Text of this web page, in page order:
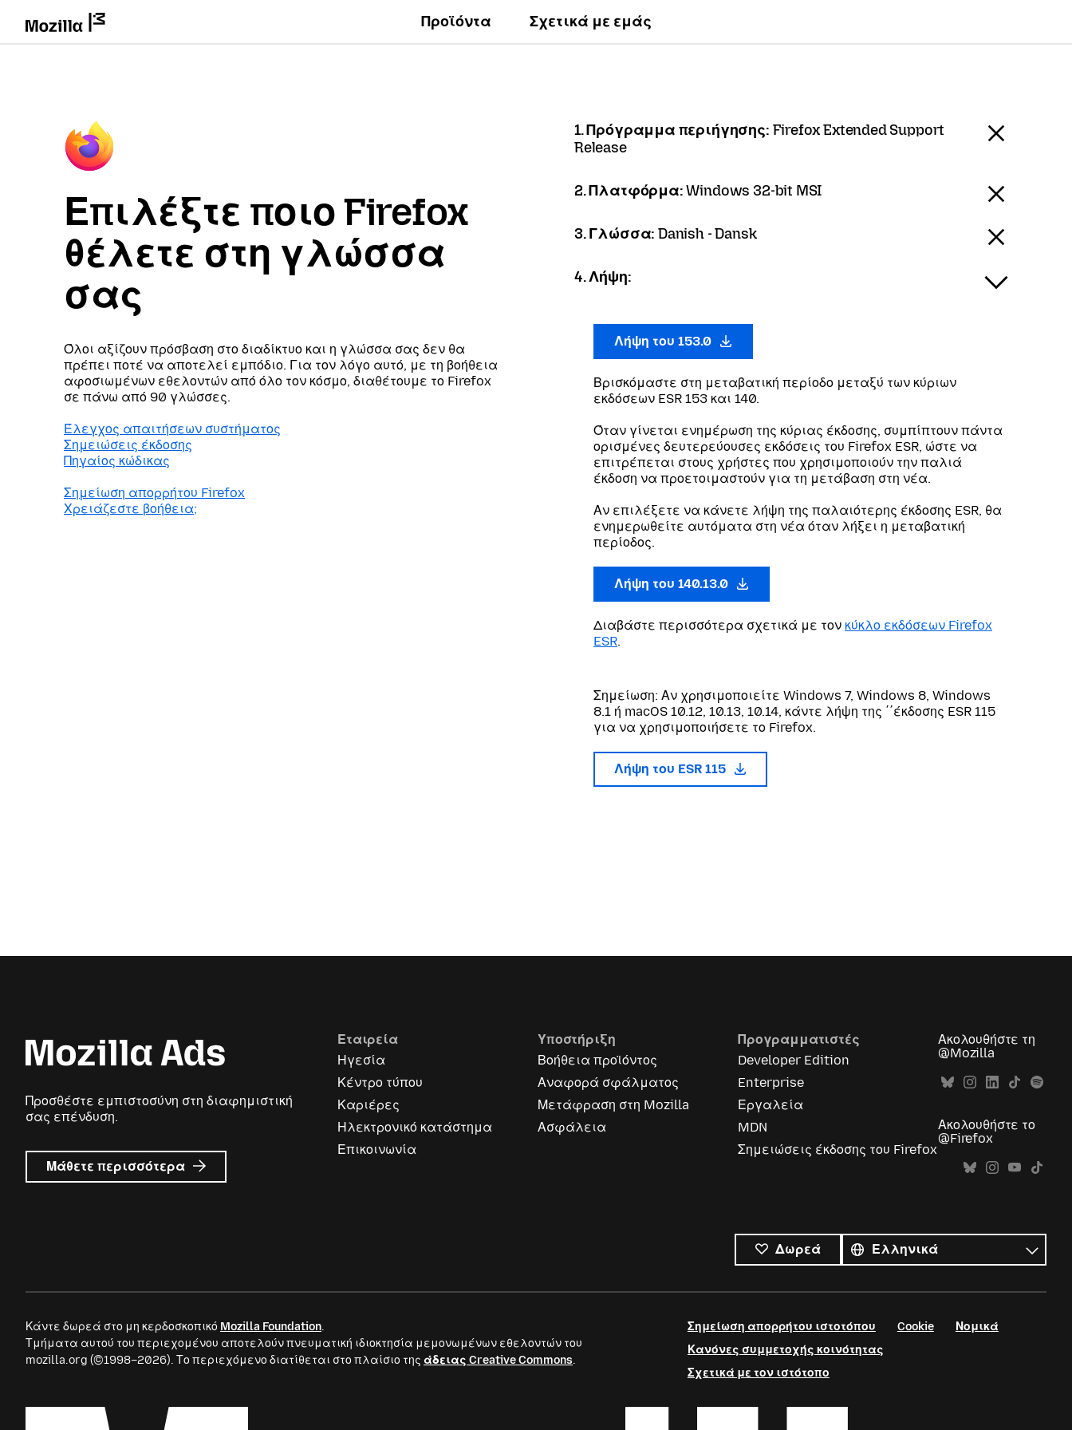
Προϊόντα Σχετικά με εμάς
Επιλέξτε ποιο Firefox
θέλετε στη γλώσσα
σας
Όλοι αξίζουν πρόσβαση στο διαδίκτυο και η γλώσσα σας δεν θα
πρέπει ποτέ να αποτελεί εμπόδιο. Για τον λόγο αυτό, με τη βοήθεια
αφοσιωμένων εθελοντών από όλο τον κόσμο, διαθέτουμε το Firefox
σε πάνω από 90 γλώσσες.
Έλεγχος απαιτήσεων συστήματος
Σημειώσεις έκδοσης
Πηγαίος κώδικας
Σημείωση απορρήτου Firefox
Χρειάζεστε βοήθεια;
1. Πρόγραμμα περιήγησης: Firefox Extended Support
Release
2. Πλατφόρμα:Windows 32-bit MSI
3. Γλώσσα:Danish - Dansk
4. Λήψη:
Λήψη του 153.0
Βρισκόμαστε στη μεταβατική περίοδο μεταξύ των κύριων
εκδόσεων ESR 153 και 140.
Όταν γίνεται ενημέρωση της κύριας έκδοσης, συμπίπτουν πάντα
ορισμένες δευτερεύουσες εκδόσεις του Firefox ESR, ώστε να
επιτρέπεται στους χρήστες που χρησιμοποιούν την παλιά
έκδοση να προετοιμαστούν για τη μετάβαση στη νέα.
Αν επιλέξετε να κάνετε λήψη της παλαιότερης έκδοσης ESR, θα
ενημερωθείτε αυτόματα στη νέα όταν λήξει η μεταβατική
περίοδος.
Λήψη του 140.13.0
Διαβάστε περισσότερα σχετικά με τον κύκλο εκδόσεων Firefox
ESR.
Σημείωση: Αν χρησιμοποιείτε Windows 7, Windows 8, Windows
8.1 ή macOS 10.12, 10.13, 10.14, κάντε λήψη της ΄΄έκδοσης ESR 115
για να χρησιμοποιήσετε το Firefox.
Λήψη του ESR 115
Προσθέστε εμπιστοσύνη στη διαφημιστική
σας επένδυση.
Μάθετε περισσότερα σχετικά
με
Εταιρεία
Ηγεσία
Κέντρο τύπου
Καριέρες
Ηλεκτρονικό κατάστημα
Επικοινωνία
Υποστήριξη
Βοήθεια προϊόντος
Αναφορά σφάλματος
Μετάφραση στη Mozilla
Ασφάλεια
Προγραμματιστές
Developer Edition
Enterprise
Εργαλεία
MDN
Σημειώσεις έκδοσης του Firefox
Ακολουθήστε τη
@Mozilla
Ακολουθήστε το
@Firefox
Δωρεά
οι
γλώσσες
Γλώσσα
Κάντε δωρεά στο μη κερδοσκοπικό Mozilla Foundation.
Τμήματα αυτού του περιεχομένου αποτελούν πνευματική ιδιοκτησία μεμονωμένων εθελοντών του
mozilla.org (©1998–2026). Το περιεχόμενο διατίθεται στο πλαίσιο της άδειας Creative Commons.
Σημείωση απορρήτου ιστοτόπου Cookie
Νομικά
Κανόνες συμμετοχής κοινότητας
Σχετικά με τον ιστότοπο